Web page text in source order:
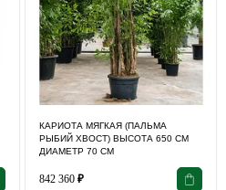
КАРИОТА МЯГКАЯ (ПАЛЬМА
РЫБИЙ ХВОСТ) ВЫСОТА 650 СМ
ДИАМЕТР 70 СМ
842 360 ₽